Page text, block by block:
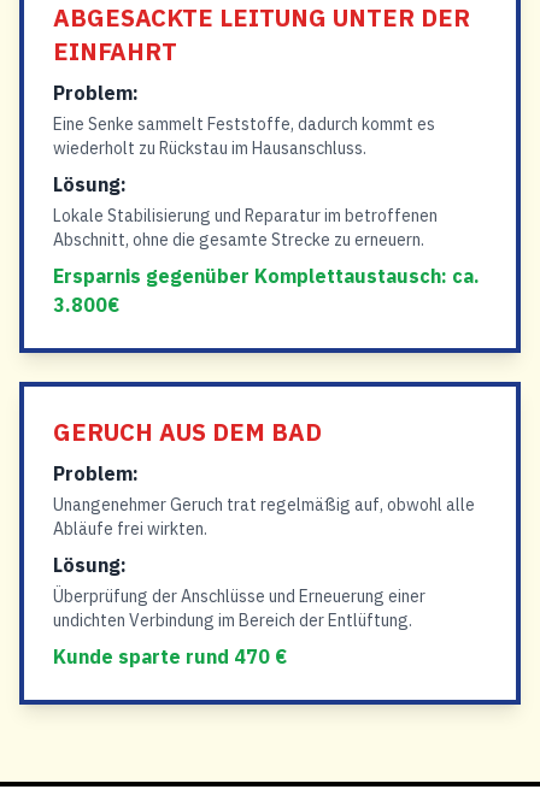
ABGESACKTE LEITUNG UNTER DER
EINFAHRT
Problem:
Eine Senke sammelt Feststoffe, dadurch kommt es
wiederholt zu Rückstau im Hausanschluss.
Lösung:
Lokale Stabilisierung und Reparatur im betroffenen
Abschnitt, ohne die gesamte Strecke zu erneuern.
Ersparnis gegenüber Komplettaustausch: ca.
3.800€
GERUCH AUS DEM BAD
Problem:
Unangenehmer Geruch trat regelmäßig auf, obwohl alle
Abläufe frei wirkten.
Lösung:
Überprüfung der Anschlüsse und Erneuerung einer
undichten Verbindung im Bereich der Entlüftung.
Kunde sparte rund 470 €